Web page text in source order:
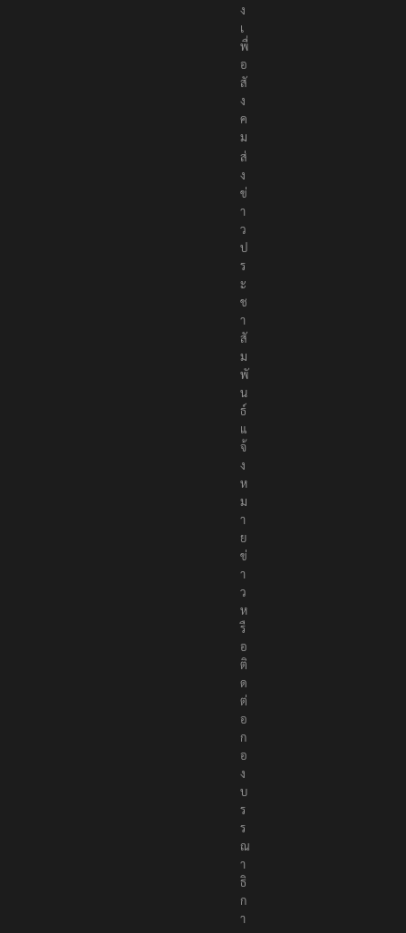
ง
เ
พื่
อ
สั
ง
ค
ม
ส่
ง
ข่
า
ว
ป
ร
ะ
ช
า
สั
ม
พั
น
ธ์
แ
จ้
ง
ห
ม
า
ย
ข่
า
ว
ห
รื
อ
ติ
ด
ต่
อ
ก
อ
ง
บ
ร
ร
ณ
า
ธิ
ก
า